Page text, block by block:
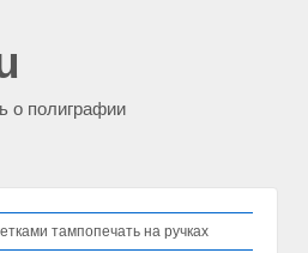
о полиграфии
тампопечать на ручках